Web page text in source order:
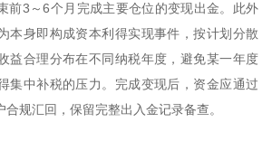
前3～6个月完成主要仓位的变现出金。此外
本身即构成资本利得实现事件，按计划分散
益合理分布在不同纳税年度，避免某一年度
集中补税的压力。完成变现后，资金应通过
规汇回，保留完整出入金记录备查。